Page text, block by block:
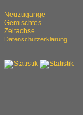
Neuzugänge
Gemischtes
Zeitachse
Datenschutzerklärung